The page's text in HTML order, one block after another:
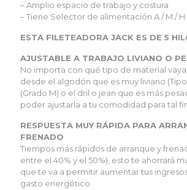
– Amplio espacio de trabajo y costura
– Tiene Selector de alimentación A / M / H
ESTA FILETEADORA JACK ES DE 5
AJUSTABLE A TRABAJO LIVIANO O
No importa con qué tipo de material
desde el algodón que es muy liviano
(Grado M) o el dril o jean que es más
poder ajustarla a tu comodidad para tal
RESPUESTA MUY RÁPIDA PARA
FRENADO
Tiempos más rápidos de arranque y
entre el 40% y el 50%), esto te ahorrará
que te va a permitir aumentar tus
gasto energético